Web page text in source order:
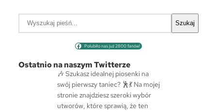
a
Szukaj
Polubiło nas już 2800 fanów!
Ostatnio na naszym Twitterze
🎶 Szukasz idealnej piosenki na
swój pierwszy taniec? 🕺💃 Na mojej
stronie znajdziesz szeroki wybór
utworów, które sprawią, że ten